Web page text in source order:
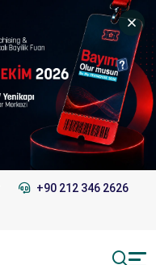
+90 212 346 2626